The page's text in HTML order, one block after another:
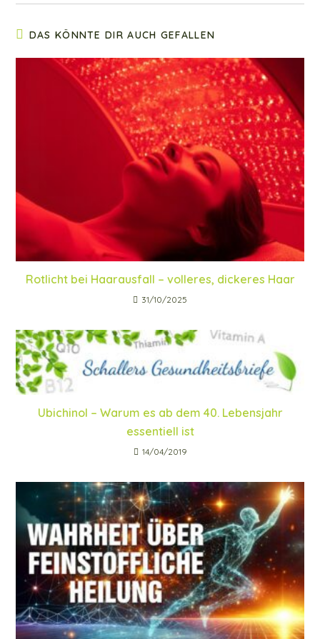
DAS KÖNNTE DIR AUCH GEFALLEN
Rotlicht bei Haarausfall – volleres, dickeres Haar
31/10/2025
Ubichinol – Warum es ab dem 40. Lebensjahr
essentiell ist
14/04/2019